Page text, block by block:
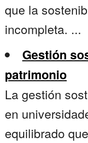
que la
incompleta. ...
Gestión
patrimonio
La gestión
en
equilibrado